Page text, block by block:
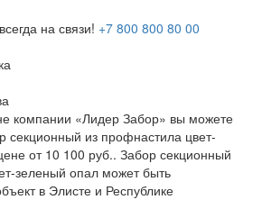
на связи! +7 800 800 80 00
компании «Лидер Забор» вы можете
секционный из профнастила цвет-
от 10 100 руб.. Забор секционный
зеленый опал может быть
в Элисте и Республике